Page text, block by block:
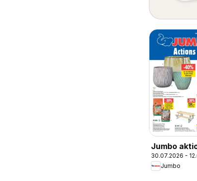
Jumbo
FR
30.07.2026 -
Jumbo